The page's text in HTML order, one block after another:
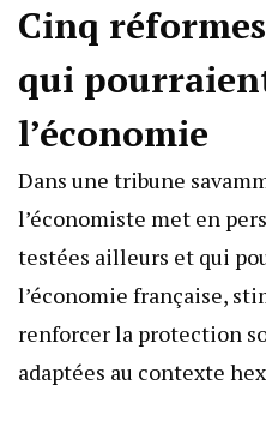
Cinq
qui
l’économie
Dans une tribune
l’économiste met en
testées ailleurs et qui
l’économie française,
renforcer la protection
adaptées au contexte